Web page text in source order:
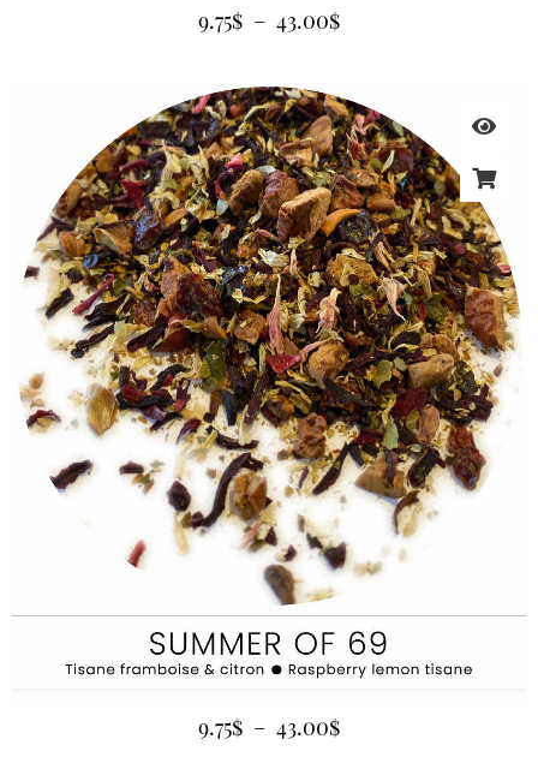
9.75$ – 43.00$
9.75$ – 43.00$